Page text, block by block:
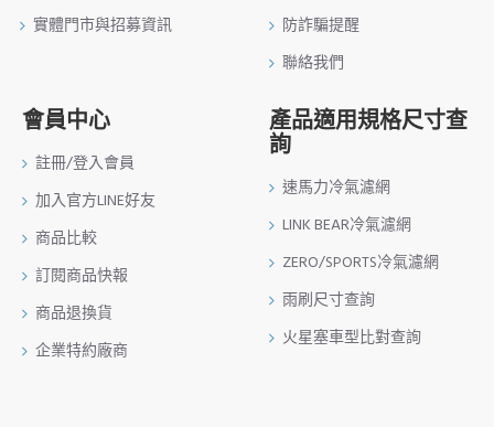
實體門市與招募資訊
防詐騙提醒
聯絡我們
會員中心
註冊/登入會員
加入官方LINE好友
商品比較
訂閱商品快報
商品退換貨
企業特約廠商
產品適用規格尺寸查
詢
速馬力冷氣濾網
LINK BEAR冷氣濾網
ZERO/SPORTS冷氣濾網
雨刷尺寸查詢
火星塞車型比對查詢